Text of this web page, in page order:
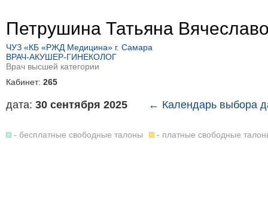
Петрушина Татьяна
ЧУЗ «КБ «РЖД Медицина» г. Самара
ВРАЧ-АКУШЕР-ГИНЕКОЛОГ
Врач высшей категории
Кабинет: 265
дата: 30 сентября 2025 ← Календарь выбора
- бесплатные свободные талоны - платные свободные